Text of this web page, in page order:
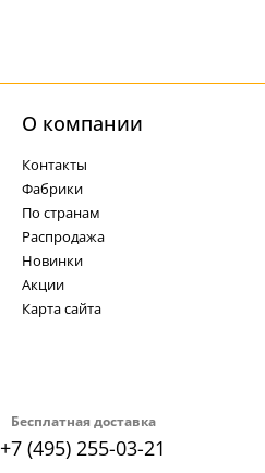
Бесплатная доставка
+7 (495) 255-03-21
О компании
Контакты
Фабрики
По странам
Распродажа
Новинки
Акции
Карта сайта